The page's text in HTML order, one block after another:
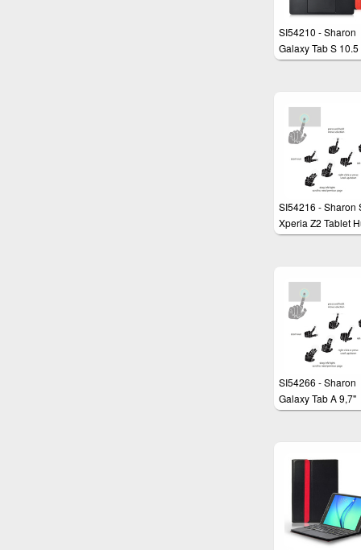
SI54210 - Sharon
Galaxy Tab S 10.5
Schutztasche mit
integriertem
Touchpad
SI54216 - Sharon
Xperia Z2 Tablet
mit magnetisch
integriertem
SI54266 - Sharon
Galaxy Tab A 9,7"
Schutztasche mit
integriertem
Touchpad